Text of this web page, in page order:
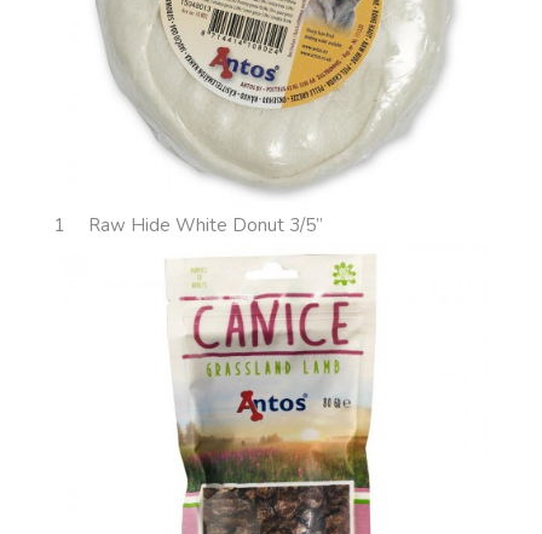
1 Raw Hide White Donut 3/5”